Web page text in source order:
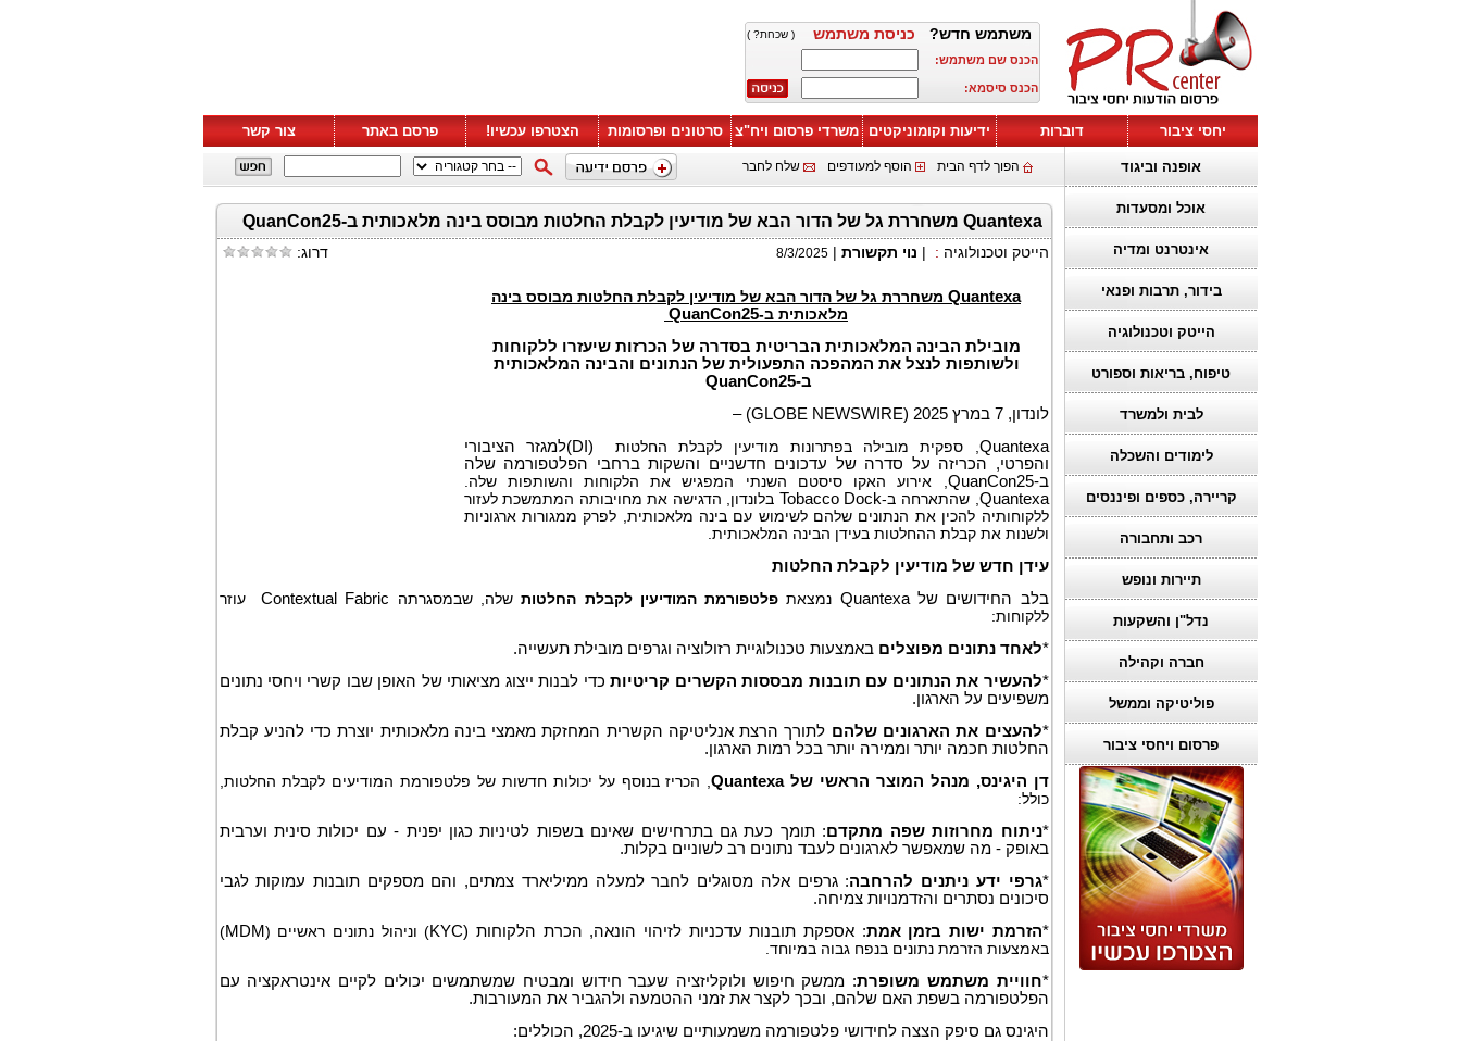
משתמש חדש? כניסת משתמש ( שכחת? )
הכנס שם משתמש:
הכנס סיסמא:
יחסי ציבור דוברות ידיעות וקומוניקטים משרדי פרסום ויח"צ סרטונים ופרסומות הצטרפו עכשיו! פרסם באתר צור קשר
אופנה וביגוד
אוכל ומסעדות
אינטרנט ומדיה
בידור, תרבות ופנאי
הייטק וטכנולוגיה
טיפוח, בריאות וספורט
לבית ולמשרד
לימודים והשכלה
קריירה, כספים ופיננסים
רכב ותחבורה
תיירות ונופש
נדל"ן והשקעות
חברה וקהילה
פוליטיקה וממשל
פרסום ויחסי ציבור
הפוך לדף הבית הוסף למעודפים שלח לחבר
Quantexa משחררת גל של הדור הבא של מודיעין לקבלת החלטות מבוסס בינה מלאכותית ב-QuanCon25
הייטק וטכנולוגיה :
| נוי תקשורת |
8/3/2025 דרוג:
Quantexa משחררת גל של הדור הבא של מודיעין לקבלת החלטות מבוסס בינה
מלאכותית ב-QuanCon25
מובילת הבינה המלאכותית הבריטית בסדרה של הכרזות שיעזרו ללקוחות
ולשותפות לנצל את המהפכה התפעולית של הנתונים והבינה המלאכותית
ב-QuanCon25
לונדון, 7 במרץ 2025 (GLOBE NEWSWIRE) –
Quantexa , ספקית מובילה בפתרונות מודיעין לקבלת החלטות (DI)למגזר הציבורי
והפרטי, הכריזה על סדרה של עדכונים חדשניים והשקות ברחבי הפלטפורמה שלה
ב-QuanCon25 , אירוע האקו סיסטם השנתי המפגיש את הלקוחות והשותפות שלה.
Quantexa , שהתארחה ב-Tobacco Dock בלונדון, הדגישה את מחויבותה המתמשכת לעזור
ללקוחותיה להכין את הנתונים שלהם לשימוש עם בינה מלאכותית, לפרק ממגורות ארגוניות
ולשנות את קבלת ההחלטות בעידן הבינה המלאכותית.
עידן חדש של מודיעין לקבלת החלטות
בלב החידושים שלQuantexa נמצאת פלטפורמת המודיעין לקבלת החלטותשלה, שבמסגרתה Contextual Fabricעוזר
ללקוחות:
*לאחד נתונים מפוצלים באמצעות טכנולוגיית רזולוציה וגרפים מובילת תעשייה.
*להעשיר את הנתונים עם תובנות מבססות הקשרים קריטיותכדי לבנות ייצוג מציאותי של האופן שבו קשרי ויחסי נתונים
משפיעים על הארגון.
*להעצים את הארגונים שלהם לתורך הרצת אנליטיקה הקשרית המחזקת מאמצי בינה מלאכותית יוצרת כדי להניע קבלת
החלטות חכמה יותר וממירה יותר בכל רמות הארגון.
דן היגינס, מנהל המוצר הראשי שלQuantexa, הכריז בנוסף על יכולות חדשות של פלטפורמת המודיעים לקבלת החלטות,
כולל:
*ניתוח מחרוזות שפה מתקדם: תומך כעת גם בתרחישים שאינם בשפות לטיניות כגון יפנית - עם יכולות סינית וערבית
באופק - מה שמאפשר לארגונים לעבד נתונים רב לשוניים בקלות.
*גרפי ידע ניתנים להרחבה: גרפים אלה מסוגלים לחבר למעלה ממיליארד צמתים, והם מספקים תובנות עמוקות לגבי
סיכונים נסתרים והזדמנויות צמיחה.
*הזרמת ישות בזמן אמת: אספקת תובנות עדכניות לזיהוי הונאה, הכרת הלקוחות (KYC) וניהול נתונים ראשיים (MDM
)
באמצעות הזרמת נתונים בנפח גבוה במיוחד.
*חוויית משתמש משופרת: ממשק חיפוש ולוקליזציה שעבר חידוש ומבטיח שמשתמשים יכולים לקיים אינטראקציה עם
הפלטפורמה בשפת האם שלהם, ובכך לקצר את זמני ההטמעה ולהגביר את המעורבות.
היגינס גם סיפק הצצה לחידושי פלטפורמה משמעותיים שיגיעו ב-2025, הכוללים: